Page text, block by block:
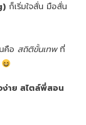
ก็เริ่มใจสั่น มือสั่น
คือ สถิติขั้นเทพที่
ง่าย สไตล์พี่สอน